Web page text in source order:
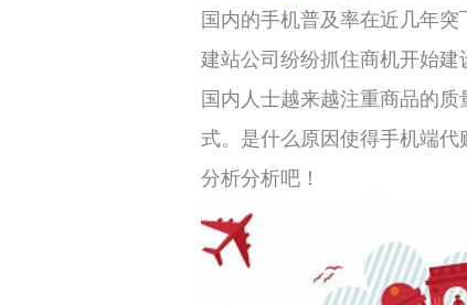
国内的手机普及率在近几年
建站公司纷纷抓住商机开始建
国内人士越来越注重商品的
式。是什么原因使得手机端
分析分析吧！